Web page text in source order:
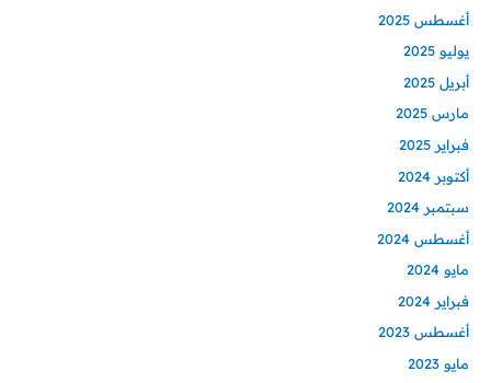
أغسطس 2025
يوليو 2025
أبريل 2025
مارس 2025
فبراير 2025
أكتوبر 2024
سبتمبر 2024
أغسطس 2024
مايو 2024
فبراير 2024
أغسطس 2023
مايو 2023